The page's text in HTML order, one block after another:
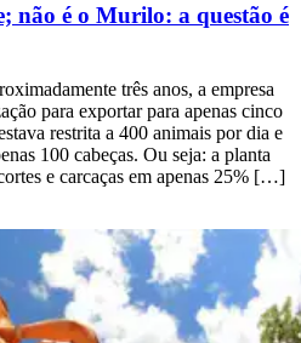
não é o Murilo: a questão é
três anos, a empresa
para exportar para apenas cinco
restrita a 400 animais por dia e
100 cabeças. Ou seja: a planta
e carcaças em apenas 25% […]